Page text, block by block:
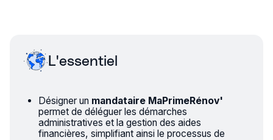
L'essentiel
Désigner un mandataire MaPrimeRénov'
permet de déléguer les démarches
administratives et la gestion des aides
financières, simplifiant ainsi le processus de